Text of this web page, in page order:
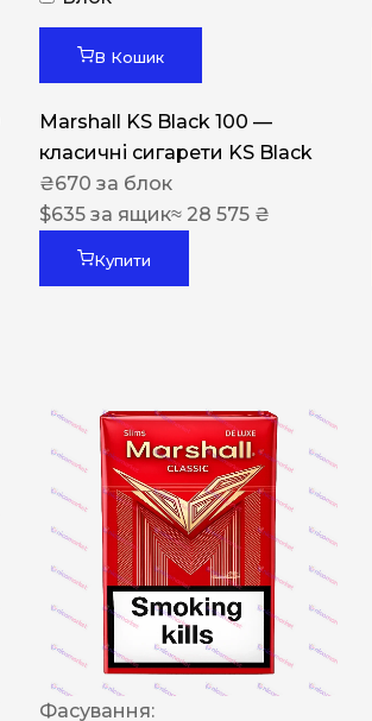
Nistru
Focus
De Santis
MONUS
NERO
NERO
Гуцульскі
Italian Blend 821
В Кошик
Marshall KS Black 100 —
класичні сигарети KS Black
₴670 за блок
$635 за ящик≈ 28 575 ₴
Купити
Фасування: